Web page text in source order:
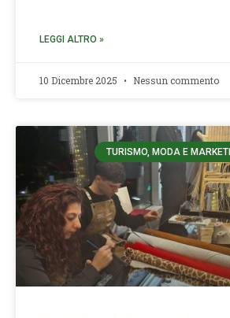
LEGGI ALTRO »
10 Dicembre 2025 Nessun commento
TURISMO, MODA E